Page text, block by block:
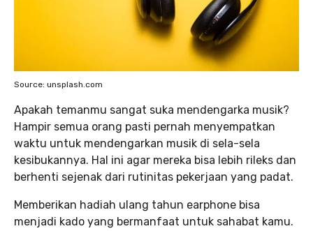
Source: unsplash.com
Apakah temanmu sangat suka mendengarka musik?
Hampir semua orang pasti pernah menyempatkan
waktu untuk mendengarkan musik di sela-sela
kesibukannya. Hal ini agar mereka bisa lebih rileks dan
berhenti sejenak dari rutinitas pekerjaan yang padat.
Memberikan hadiah ulang tahun earphone bisa
menjadi kado yang bermanfaat untuk sahabat kamu.